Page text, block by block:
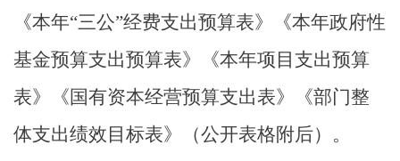
《本年“三公”经费支出预算表》《本年政府性
基金预算支出预算表》
《本年项目支出预算
表》《国有资本经营预算支出表》《部门整
体支出绩效目标表》
（公开表格附后）。